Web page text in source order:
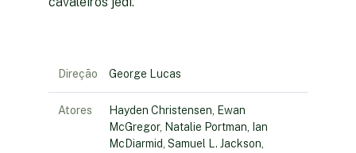
Direção George Lucas
Atores
Hayden Christensen, Ewan
McGregor, Natalie Portman, Ian
McDiarmid, Samuel L. Jackson,